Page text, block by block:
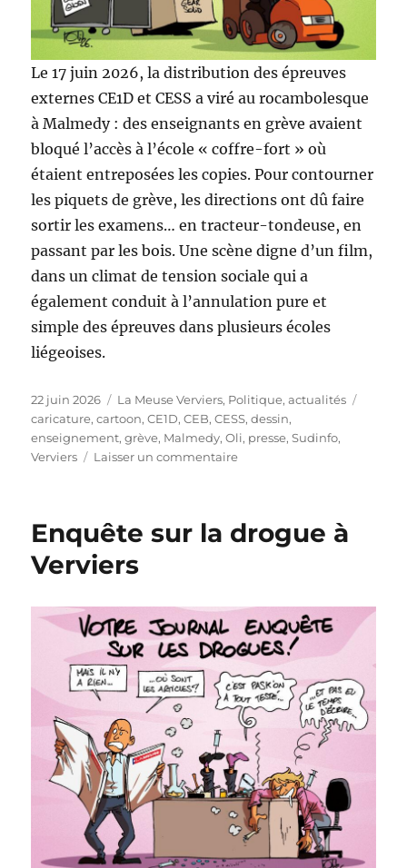
Le 17 juin 2026, la distribution des épreuves
externes CE1D et CESS a viré au rocambolesque
à Malmedy : des enseignants en grève avaient
bloqué l’accès à l’école « coffre-fort » où
étaient entreposées les copies. Pour contourner
les piquets de grève, les directions ont dû faire
sortir les examens… en tracteur-tondeuse, en
passant par les bois. Une scène digne d’un film,
dans un climat de tension sociale qui a
également conduit à l’annulation pure et
simple des épreuves dans plusieurs écoles
liégeoises.
Publié
le
22 juin 2026 Catégories
La Meuse Verviers, Politique, actualités
caricature,cartoon,CE1D,CEB,CESS,dessin,
enseignement,grève, Malmedy,Oli, presse,Sudinfo,
Verviers
Laisser un commentairesur
tracteur-
tondeuse
Enquête sur la drogue à
Verviers